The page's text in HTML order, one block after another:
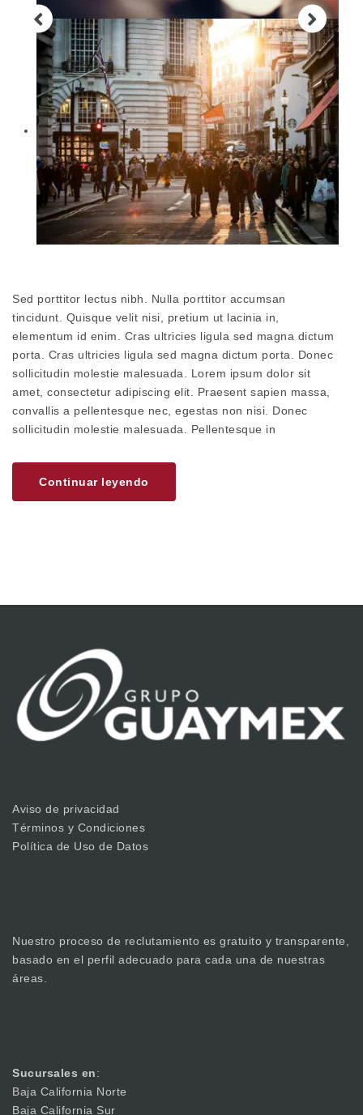
Sed porttitor lectus nibh. Nulla porttitor accumsan
tincidunt. Quisque velit nisi, pretium ut lacinia in,
elementum id enim. Cras ultricies ligula sed magna dictum
porta. Cras ultricies ligula sed magna dictum porta. Donec
sollicitudin molestie malesuada. Lorem ipsum dolor sit
amet, consectetur adipiscing elit. Praesent sapien massa,
convallis a pellentesque nec, egestas non nisi. Donec
sollicitudin molestie malesuada. Pellentesque in
Continuar leyendo
Aviso de privacidad
Términos y Condiciones
Política de Uso de Datos
Nuestro proceso de reclutamiento es gratuito y transparente,
basado en el perfil adecuado para cada una de nuestras
áreas.
Sucursales en:
Baja California Norte
Baja California Sur